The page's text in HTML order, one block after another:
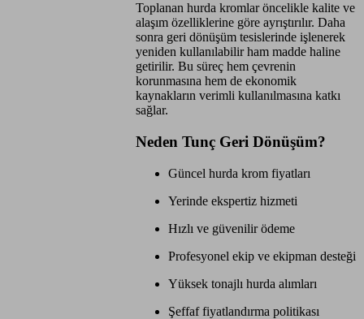
Toplanan hurda kromlar öncelikle kalite ve
alaşım özelliklerine göre ayrıştırılır. Daha
sonra geri dönüşüm tesislerinde işlenerek
yeniden kullanılabilir ham madde haline
getirilir. Bu süreç hem çevrenin
korunmasına hem de ekonomik
kaynakların verimli kullanılmasına katkı
sağlar.
Neden Tunç Geri Dönüşüm?
Güncel hurda krom fiyatları
Yerinde ekspertiz hizmeti
Hızlı ve güvenilir ödeme
Profesyonel ekip ve ekipman desteği
Yüksek tonajlı hurda alımları
Şeffaf fiyatlandırma politikası